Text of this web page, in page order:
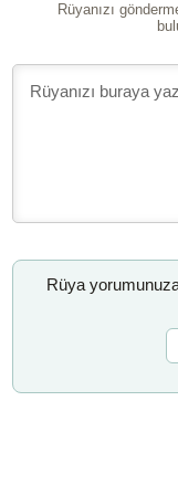
Rüyanızı
Rüya